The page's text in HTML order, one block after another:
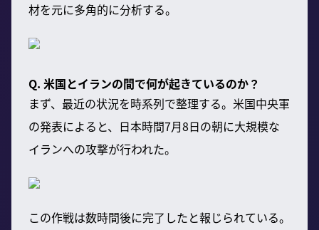
材を元に多角的に分析する。
Q. 米国とイランの間で何が起きているのか？
まず、最近の状況を時系列で整理する。米国中央軍
の発表によると、日本時間7月8日の朝に大規模な
イランへの攻撃が行われた。
この作戦は数時間後に完了したと報じられている。